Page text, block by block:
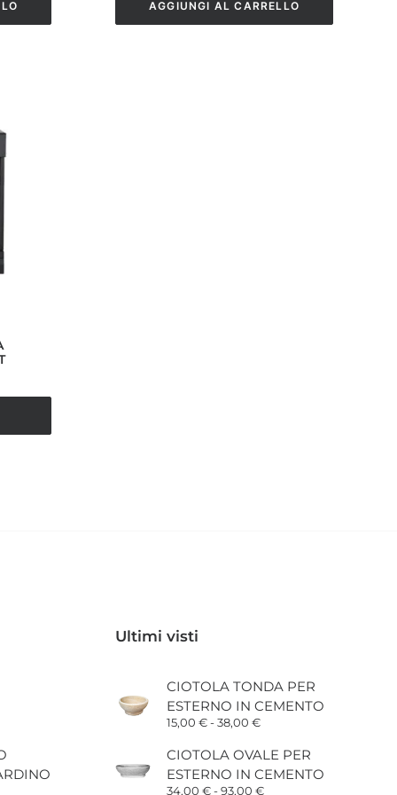
AGGIUNGI AL CARRELLO
€
€
Ultimi visti
CIOTOLA TONDA PER
ESTERNO IN CEMENTO
15,00 €-38,00 €Fascia
prezzo:
da
15,00 €
a
CIOTOLA OVALE PER
ESTERNO IN CEMENTO
34,00 €-93,00 €Fascia